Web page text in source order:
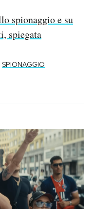
spionaggio e su
spiegata
SPIONAGGIO